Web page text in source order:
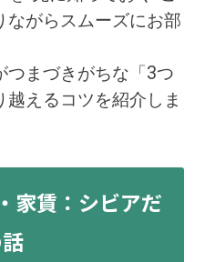
ながらスムーズにお部
つまづきがちな「3つ
えるコツを紹介しま
家賃：シビアだ